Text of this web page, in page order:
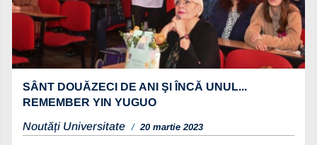
SÂNT DOUĂZECI DE ANI ŞI ÎNCĂ UNUL...
REMEMBER YIN YUGUO
Noutăți Universitate
20 martie 2023